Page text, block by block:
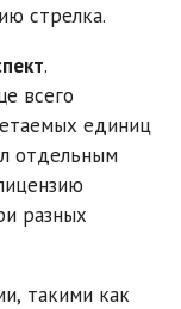
стрелка.
.
всего
единиц
отдельным
разных
такими как